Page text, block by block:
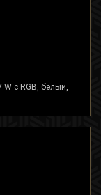
с RGB, белый,